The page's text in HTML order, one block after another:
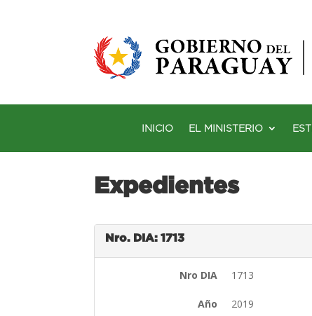
INICIO EL MINISTERIO
Expedientes
Nro. DIA: 1713
Nro DIA 1713
Año 2019